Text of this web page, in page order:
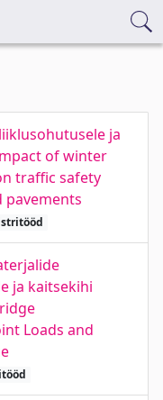
ja
of winter
traffic safety
pavements
ja kaitsekihi
Loads and